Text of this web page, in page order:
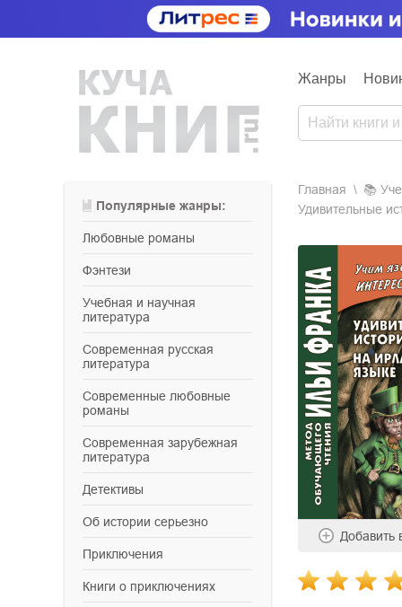
Жанры
Популярные жанры:
любовные романы
фэнтези
учебная и научная
литература
современная русская
литература
современные любовные
романы
современная зарубежная
литература
детективы
об истории серьезно
приключения
книги о приключениях
Главная 📚
Удивительные
Добавить